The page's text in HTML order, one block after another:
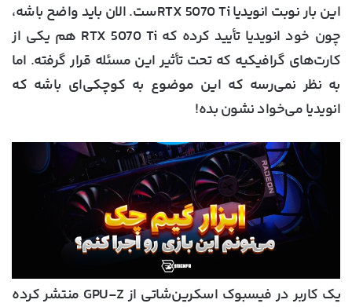
این بار نوبت انویدیا RTX 5070 Ti‌ست. الان باید واضح باشه،
چون خود انویدیا تأیید کرده که RTX 5070 Ti هم یکی از
کارت‌های گرافیکیه که تحت تأثیر این مسئله قرار گرفته. اما
به نظر نمی‌رسه که این موضوع به کوچکی‌ای باشه که
انویدیا می‌خواد نشون بده!
یک کاربر در فیسبوک اسکرین‌شاتی از GPU-Z منتشر کرده